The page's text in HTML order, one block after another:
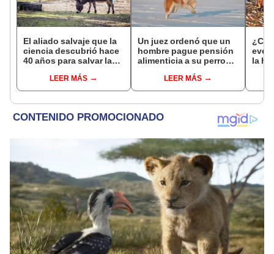
El aliado salvaje que la
ciencia descubrió hace
40 años para salvar la
reintroducción de un
asno salvaje está
vida
LEER MÁS
Un juez ordenó que un
hombre pague pensión
alimenticia a su perro
que marca un
precedente
LEER MÁS
la